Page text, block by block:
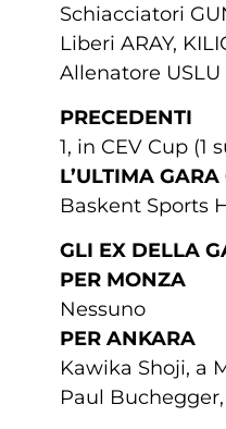
Schiacciatori
Liberi ARAY,
Allenatore USLU
PRECEDENTI
1, in CEV Cup (1
L’ULTIMA
Baskent Sports
GLI EX DELLA
PER MONZA
Nessuno
PER ANKARA
Kawika Shoji, a
Paul